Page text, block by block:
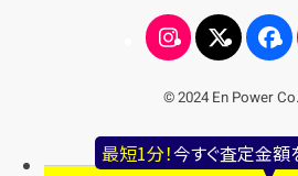
最短1分！今すぐ査定金額
© 2024 En Power